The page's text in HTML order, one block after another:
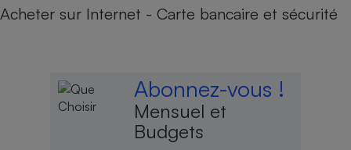
Acheter sur Internet - Carte bancaire et sécurité
Abonnez-vous !
Mensuel et
Budgets